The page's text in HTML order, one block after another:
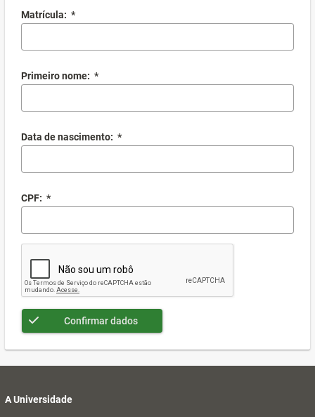
Matrícula: *
Primeiro nome: *
Data de nascimento: *
CPF: *
Confirmar dados
A Universidade